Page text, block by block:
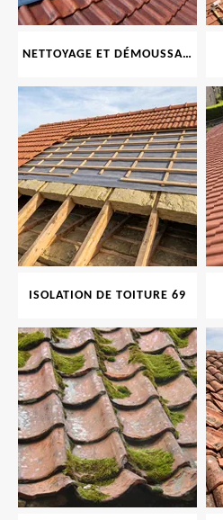
NETTOYAGE ET DÉMOUSSAGE DE TOITURE ET FAÇADE 69
ISOLATION DE TOITURE 69